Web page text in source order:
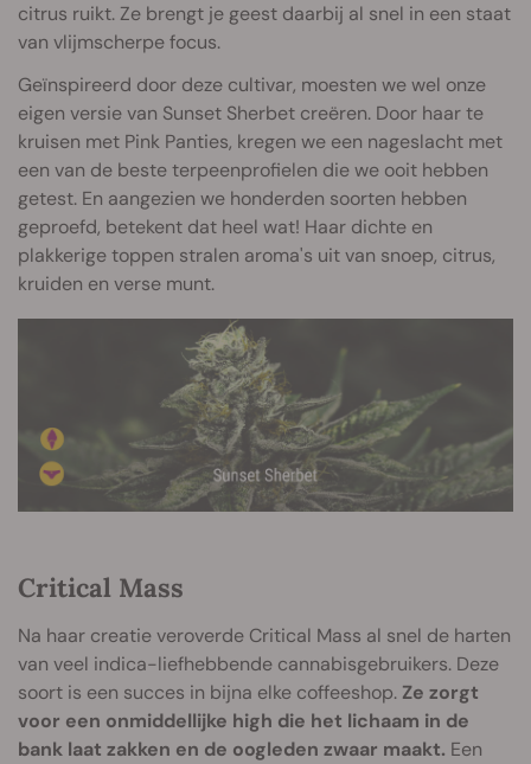
citrus ruikt. Ze brengt je geest daarbij al snel in een staat
van vlijmscherpe focus.
Geïnspireerd door deze cultivar, moesten we wel onze
eigen versie van Sunset Sherbet creëren. Door haar te
kruisen met Pink Panties, kregen we een nageslacht met
een van de beste terpeenprofielen die we ooit hebben
getest. En aangezien we honderden soorten hebben
geproefd, betekent dat heel wat! Haar dichte en
plakkerige toppen stralen aroma's uit van snoep, citrus,
kruiden en verse munt.
Critical Mass
Na haar creatie veroverde Critical Mass al snel de harten
van veel indica-liefhebbende cannabisgebruikers. Deze
soort is een succes in bijna elke coffeeshop. Ze zorgt
voor een onmiddellijke high die het lichaam in de
bank laat zakken en de oogleden zwaar maakt. Een